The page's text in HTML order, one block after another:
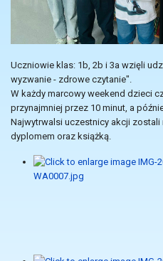
Uczniowie klas: 1b, 2b i 3a wzięli
wyzwanie - zdrowe czytanie".
W każdy marcowy weekend dzieci
przynajmniej przez 10 minut, a
Najwytrwalsi uczestnicy akcji
dyplomem oraz książką.